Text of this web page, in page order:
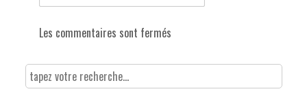
Les commentaires sont fermés